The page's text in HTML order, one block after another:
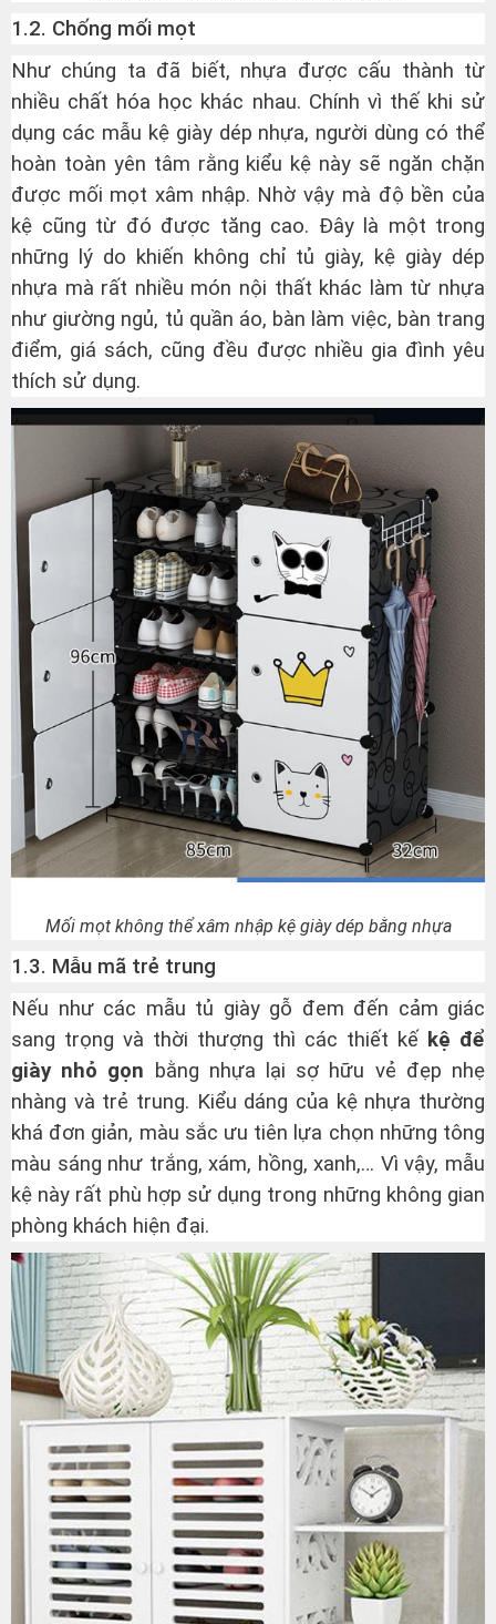
1.2. Chống mối mọt
Như chúng ta đã biết, nhựa được cấu thành từ
nhiều chất hóa học khác nhau. Chính vì thế khi sử
dụng các mẫu kệ giày dép nhựa, người dùng có thể
hoàn toàn yên tâm rằng kiểu kệ này sẽ ngăn chặn
được mối mọt xâm nhập. Nhờ vậy mà độ bền của
kệ cũng từ đó được tăng cao. Đây là một trong
những lý do khiến không chỉ tủ giày, kệ giày dép
nhựa mà rất nhiều món nội thất khác làm từ nhựa
như giường ngủ, tủ quần áo, bàn làm việc, bàn trang
điểm, giá sách, cũng đều được nhiều gia đình yêu
thích sử dụng.
Mối mọt không thể xâm nhập kệ giày dép bằng nhựa
1.3. Mẫu mã trẻ trung
Nếu như các mẫu tủ giày gỗ đem đến cảm giác
sang trọng và thời thượng thì các thiết kế kệ để
giày nhỏ gọn bằng nhựa lại sợ hữu vẻ đẹp nhẹ
nhàng và trẻ trung. Kiểu dáng của kệ nhựa thường
khá đơn giản, màu sắc ưu tiên lựa chọn những tông
màu sáng như trắng, xám, hồng, xanh,… Vì vậy, mẫu
kệ này rất phù hợp sử dụng trong những không gian
phòng khách hiện đại.